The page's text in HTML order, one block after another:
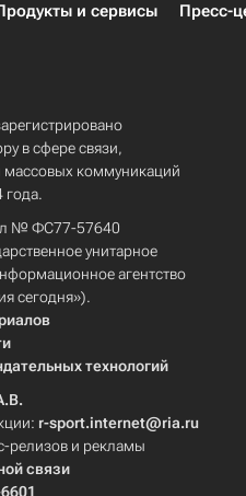
и сервисы Пресс-
в сфере связи,
коммуникаций
года.
№ ФС77-57640
унитарное
агентство
сегодня»).
технологий
r-sport.internet@ria.ru
релизов и рекламы
связи